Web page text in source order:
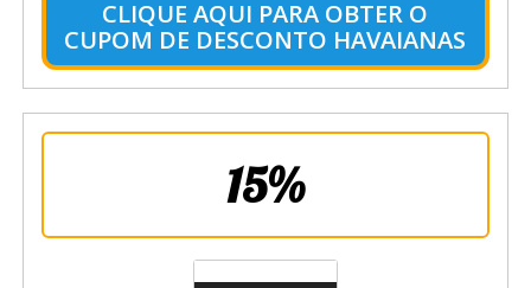
CLIQUE AQUI PARA OBTER O
CUPOM DE DESCONTO HAVAIANAS
15%